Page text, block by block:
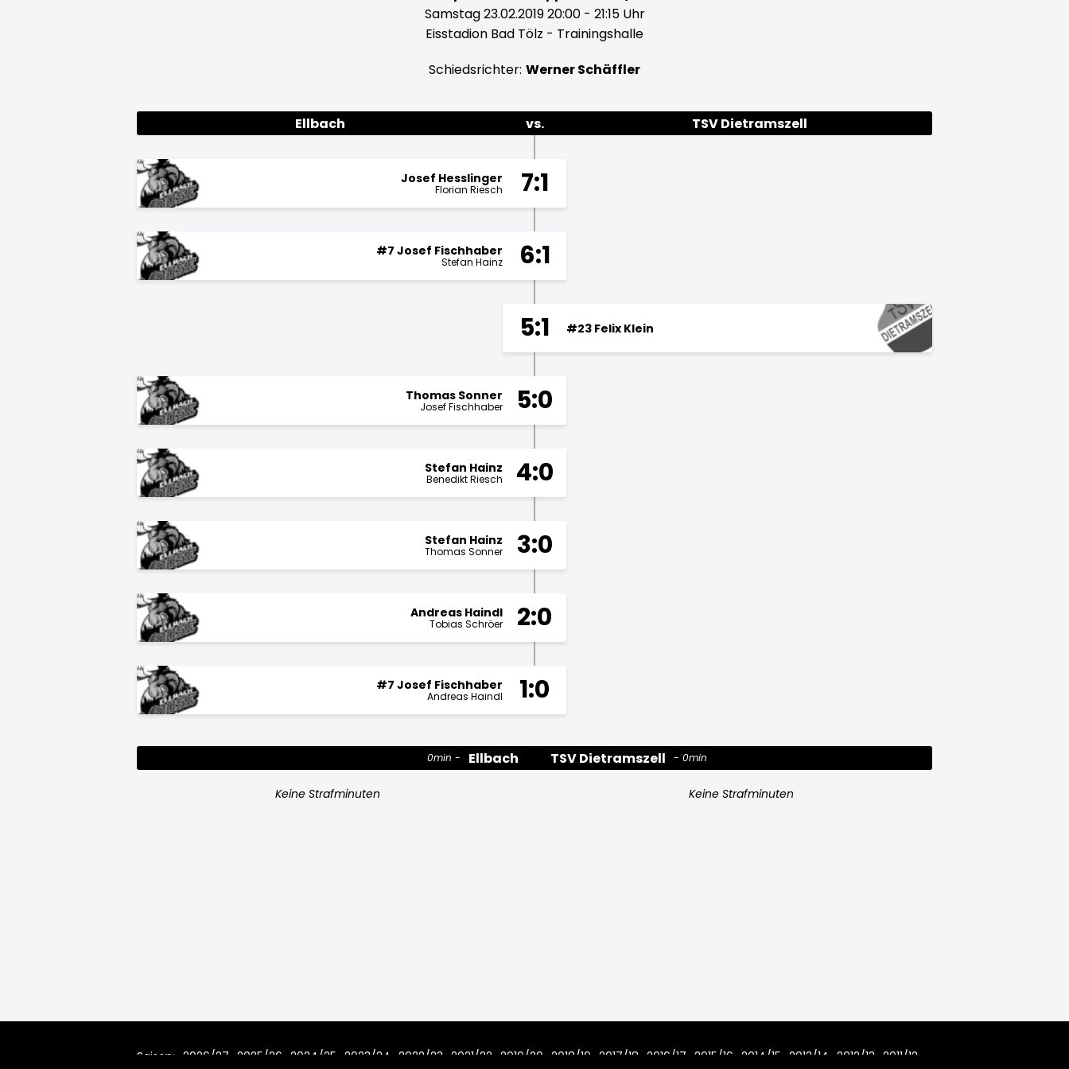
Samstag 23.02.2019 20:00 - 21:15 Uhr
Eisstadion Bad Tölz - Trainingshalle
Schiedsrichter: Werner Schäffler
Ellbach vs. TSV Dietramszell
7:1
Josef Hesslinger
Florian Riesch
6:1
#7 Josef Fischhaber
Stefan Hainz
5:1 #23 Felix Klein
5:0
Thomas Sonner
Josef Fischhaber
4:0
Stefan Hainz
Benedikt Riesch
3:0
Stefan Hainz
Thomas Sonner
2:0
Andreas Haindl
Tobias Schröer
1:0
#7 Josef Fischhaber
Andreas Haindl
Ellbach
0min
Keine Strafminuten
TSV Dietramszell 0min
Keine Strafminuten
Saison: 2026/27 2025/26 2024/25 2023/24 2022/23 2021/22 2019/20 2018/19 2017/18 2016/17 2015/16 2014/15 2013/14 2012/13 2011/12